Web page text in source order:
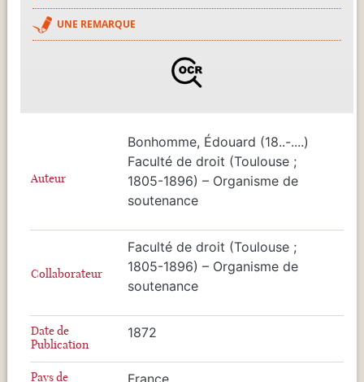
UNE REMARQUE
Auteur
Bonhomme, Édouard (18..-....)
Faculté de droit (Toulouse ;
1805-1896) – Organisme de
soutenance
Collaborateur
Faculté de droit (Toulouse ;
1805-1896) – Organisme de
soutenance
Date de
Publication
1872
Pays de
France